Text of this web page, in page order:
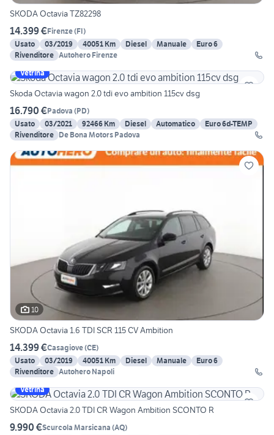
SKODA Octavia TZ82298
14.399 €Firenze(FI)
Usato
03/2019 40051 Km Diesel Manuale
Euro 6
Rivenditore Autohero Firenze
Vetrina
Skoda Octavia wagon 2.0 tdi evo ambition 115cv dsg
16.790 €Padova (PD)
Usato
03/2021 92466 Km Diesel Automatico
Euro 6d-TEMP
Rivenditore De Bona Motors Padova
10
SKODA Octavia 1.6 TDI SCR 115 CV Ambition
14.399 €Casagiove(CE)
Usato
03/2019 40051 Km Diesel Manuale
Euro 6
Rivenditore Autohero Napoli
Vetrina
SKODA Octavia 2.0 TDI CR Wagon Ambition SCONTO R
9.990 €Scurcola Marsicana (AQ)